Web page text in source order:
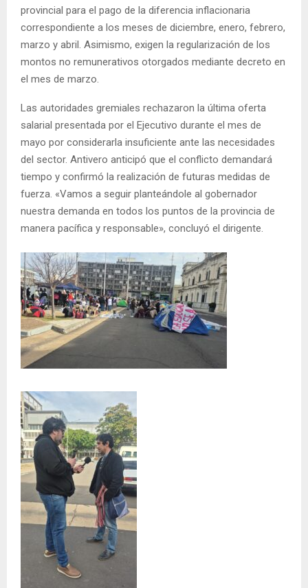
provincial para el pago de la diferencia inflacionaria
correspondiente a los meses de diciembre, enero, febrero,
marzo y abril. Asimismo, exigen la regularización de los
montos no remunerativos otorgados mediante decreto en
el mes de marzo.
Las autoridades gremiales rechazaron la última oferta
salarial presentada por el Ejecutivo durante el mes de
mayo por considerarla insuficiente ante las necesidades
del sector. Antivero anticipó que el conflicto demandará
tiempo y confirmó la realización de futuras medidas de
fuerza. «Vamos a seguir planteándole al gobernador
nuestra demanda en todos los puntos de la provincia de
manera pacífica y responsable», concluyó el dirigente.